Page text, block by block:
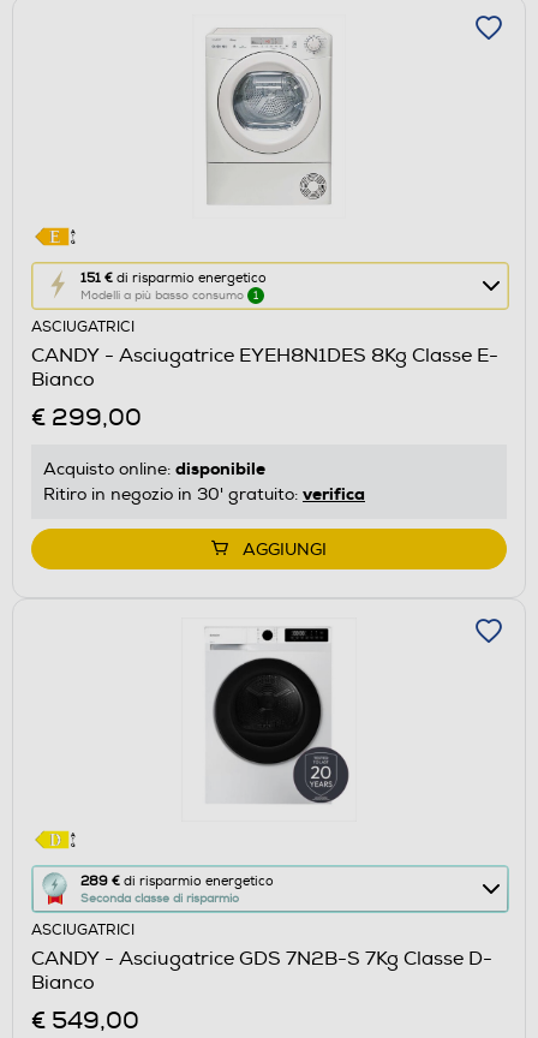
151 € di risparmio energetico
Modelli a più basso consumo 1
Questa
azione
aprirà
il
Calcolatore
di
energetico
di
Youreko.
ASCIUGATRICI
CANDY - Asciugatrice EYEH8N1DES 8Kg Classe E-
Bianco
€ 299,00
Acquisto online: disponibile
Ritiro in negozio in 30' gratuito: verifica
AGGIUNGI
289 € di risparmio energetico
Seconda classe di risparmio
Questa
azione
aprirà
il
Calcolatore
di
ASCIUGATRICI
CANDY - Asciugatrice GDS 7N2B-S 7Kg Classe D-
Bianco
€ 549,00